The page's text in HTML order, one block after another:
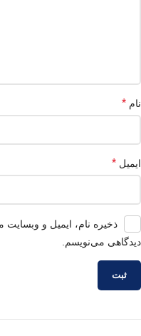
نام *
ایمیل *
ذخیره نام، ایمیل و
دیدگاهی می‌نویسم.